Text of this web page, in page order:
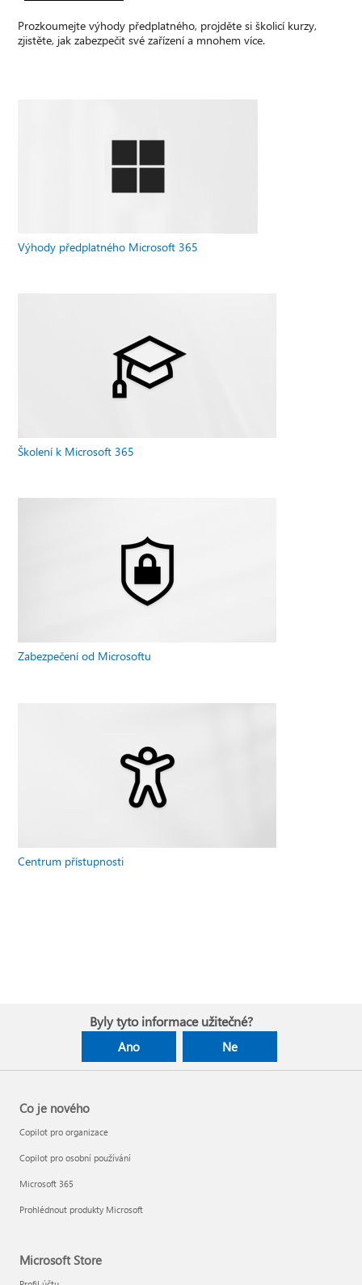
Prozkoumejte výhody předplatného, projděte si školicí kurzy,
zjistěte, jak zabezpečit své zařízení a mnohem více.
Výhody předplatného Microsoft 365
Školení k Microsoft 365
Zabezpečení od Microsoftu
Centrum přístupnosti
Byly tyto informace užitečné?
Ano Ne
Co je nového
Copilot pro organizace
Copilot pro osobní používání
Microsoft 365
Prohlédnout produkty Microsoft
Microsoft Store